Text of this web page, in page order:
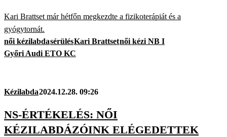
Kari Brattset már hétfőn megkezdte a fizikoterápiát és a
gyógytornát.
női kézilabdasérülésKari Brattsetnői kézi NB I
Győri Audi ETO KC
Kézilabda2024.12.28. 09:26
NS-ÉRTÉKELÉS: NŐI
KÉZILABDÁZÓINK ELÉGEDETTEK